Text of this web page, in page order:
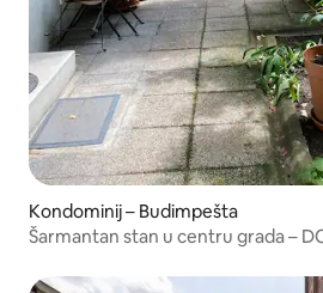
Kondominij – Budimpešta
Šarmantan stan u centru grada –